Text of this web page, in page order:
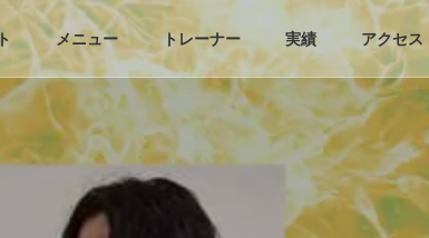
メニュー トレーナー 実績 アクセス